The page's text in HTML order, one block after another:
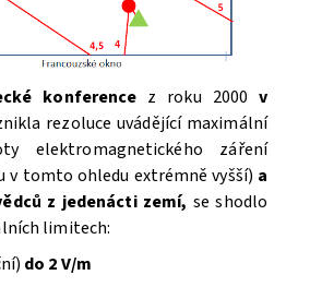
konference z roku 2000 v
rezoluce uvádějící maximální
elektromagnetického záření
v tomto ohledu extrémně vyšší) a
z jedenácti zemí, se shodlo
limitech:
do 2 V/m